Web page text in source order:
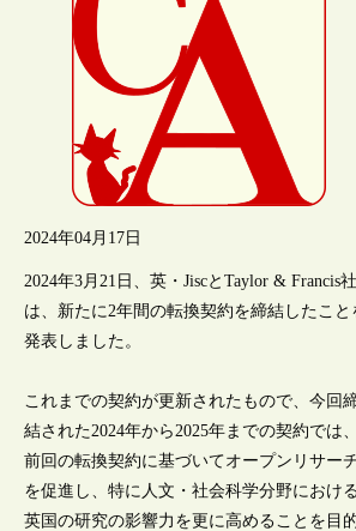
2024年04月17日
2024年3月21日、英・JiscとTaylor & Francis社
は、新たに2年間の転換契約を締結したこと
発表しました。
これまでの契約が更新されたもので、今回
結された2024年から2025年までの契約では、
前回の転換契約に基づいてオープンリサー
を促進し、特に人文・社会科学分野におけ
英国の研究の影響力を更に高めることを目